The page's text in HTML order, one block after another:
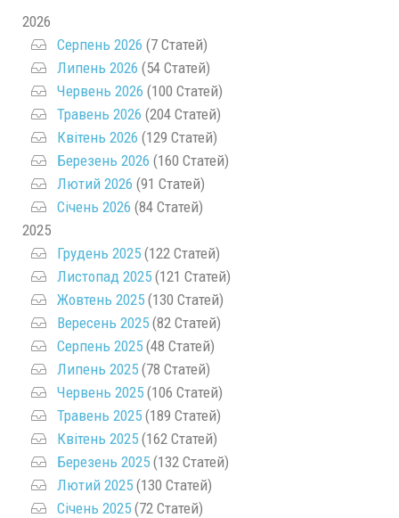
2026
Серпень 2026 (7 Статей)
Липень 2026 (54 Статей)
Червень 2026 (100 Статей)
Травень 2026 (204 Статей)
Квітень 2026 (129 Статей)
Березень 2026 (160 Статей)
Лютий 2026 (91 Статей)
Січень 2026 (84 Статей)
2025
Грудень 2025 (122 Статей)
Листопад 2025 (121 Статей)
Жовтень 2025 (130 Статей)
Вересень 2025 (82 Статей)
Серпень 2025 (48 Статей)
Липень 2025 (78 Статей)
Червень 2025 (106 Статей)
Травень 2025 (189 Статей)
Квітень 2025 (162 Статей)
Березень 2025 (132 Статей)
Лютий 2025 (130 Статей)
Січень 2025 (72 Статей)